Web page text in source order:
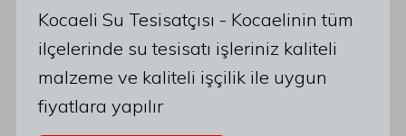
Kocaeli Su Tesisatçısı - Kocaelinin tüm
ilçelerinde su tesisatı işleriniz kaliteli
malzeme ve kaliteli işçilik ile uygun
fiyatlara yapılır